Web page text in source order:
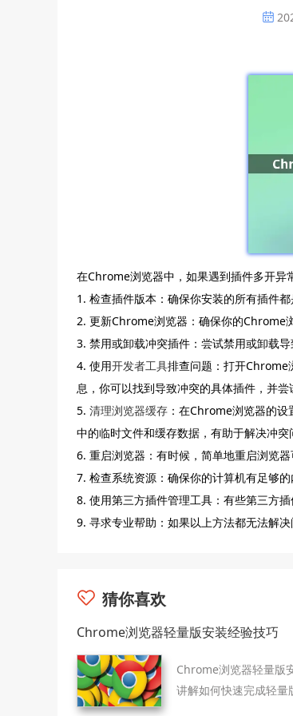
在Chrome浏览器中，如果遇到插件多开异
1. 检查插件版本：确保你安装的所有插件
2. 更新Chrome浏览器：确保你的Chrome
3. 禁用或卸载冲突插件：尝试禁用或卸载
4. 使用开发者工具排查问题：打开Chrome
息，你可以找到导致冲突的具体插件，并尝
5. 清理浏览器缓存 ：在Chrome浏览器的
中的临时文件和缓存数据，有助于解决冲突
6. 重启浏览器：有时候，简单地重启浏览器
7. 检查系统资源：确保你的计算机有足够
8. 使用第三方插件管理工具：有些第三方
9. 寻求专业帮助：如果以上方法都无法解
猜你喜欢
Chrome浏览器轻量版安装经验技巧
Chrome浏览器轻量版
讲解如何快速完成轻量